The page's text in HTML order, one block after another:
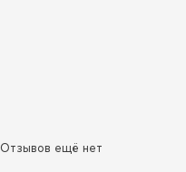
Отзывов ещё нет